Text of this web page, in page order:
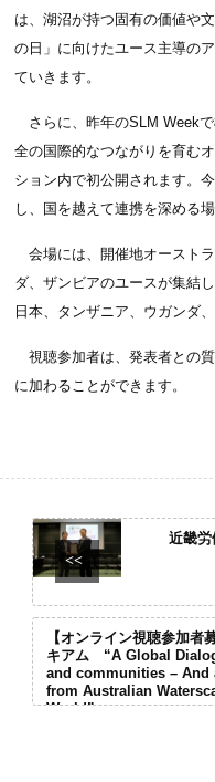
は、湖沼が持つ固有の価値や
の日」に向けたユース主導の
ていきます。
さらに、昨年のSLM Week
全の国際的なつながりを育む
ション内で初公開されます。
し、国を越えて連携を深める
会場には、開催地オースト
ダ、ザンビアのユースが集結
日本、タンザニア、ウガンダ
視聴参加者は、発表者との
に加わることができます。
<<
近畿労
【オンライン視聴参加者
キアム “A Global
and communities – And
from Australian
World”